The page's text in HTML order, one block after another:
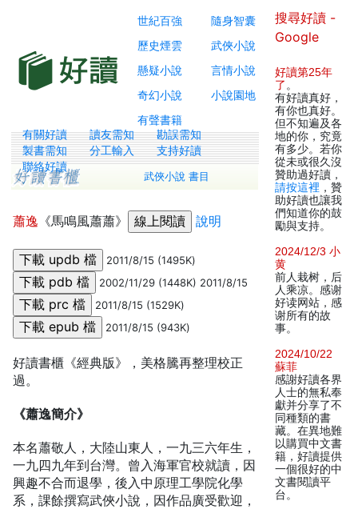
世紀百強
隨身智囊
歷史煙雲
武俠小說
懸疑小說
言情小說
奇幻小說
小說園地
有聲書籍
有關好讀 讀友需知
勘誤需知
製書需知
分工輸入
支持好讀
聯絡好讀
武俠小說 書目
蕭逸 《馬鳴風蕭蕭》 說明
2011/8/15 (1495K)
2002/11/29 (1448K) 2011/8/15
2011/8/15 (1529K)
2011/8/15 (943K)
好讀書櫃《經典版》，美格騰再整理校正
過。
《蕭逸簡介》
本名蕭敬人，大陸山東人，一九三六年生，
一九四九年到台灣。曾入海軍官校就讀，因
興趣不合而退學，後入中原理工學院化學
系，課餘撰寫武俠小說，因作品廣受歡迎，
搜尋好讀 -
Google
好讀第25年
了 。
有好讀真好，
有你也真好。
但不知遍及各
地的你，究竟
有多少。若你
從未或很久沒
贊助過好讀，
請按這裡 ，贊
助好讀也讓我
們知道你的鼓
勵與支持。
2024/12/3 小
黄
前人栽树，后
人乘凉。感谢
好读网站，感
谢所有的故
事。
2024/10/22
蘇菲
感謝好讀各界
人士的無私奉
獻并分享了不
同種類的書
藏。在異地難
以購買中文書
籍，好讀提供
一個很好的中
文書閱讀平
台。